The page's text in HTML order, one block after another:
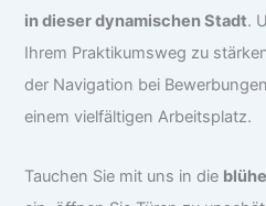
in dieser dynamischen Stadt.
Ihrem Praktikumsweg zu
der Navigation bei
einem vielfältigen Arbeitsplatz.
Tauchen Sie mit uns in die